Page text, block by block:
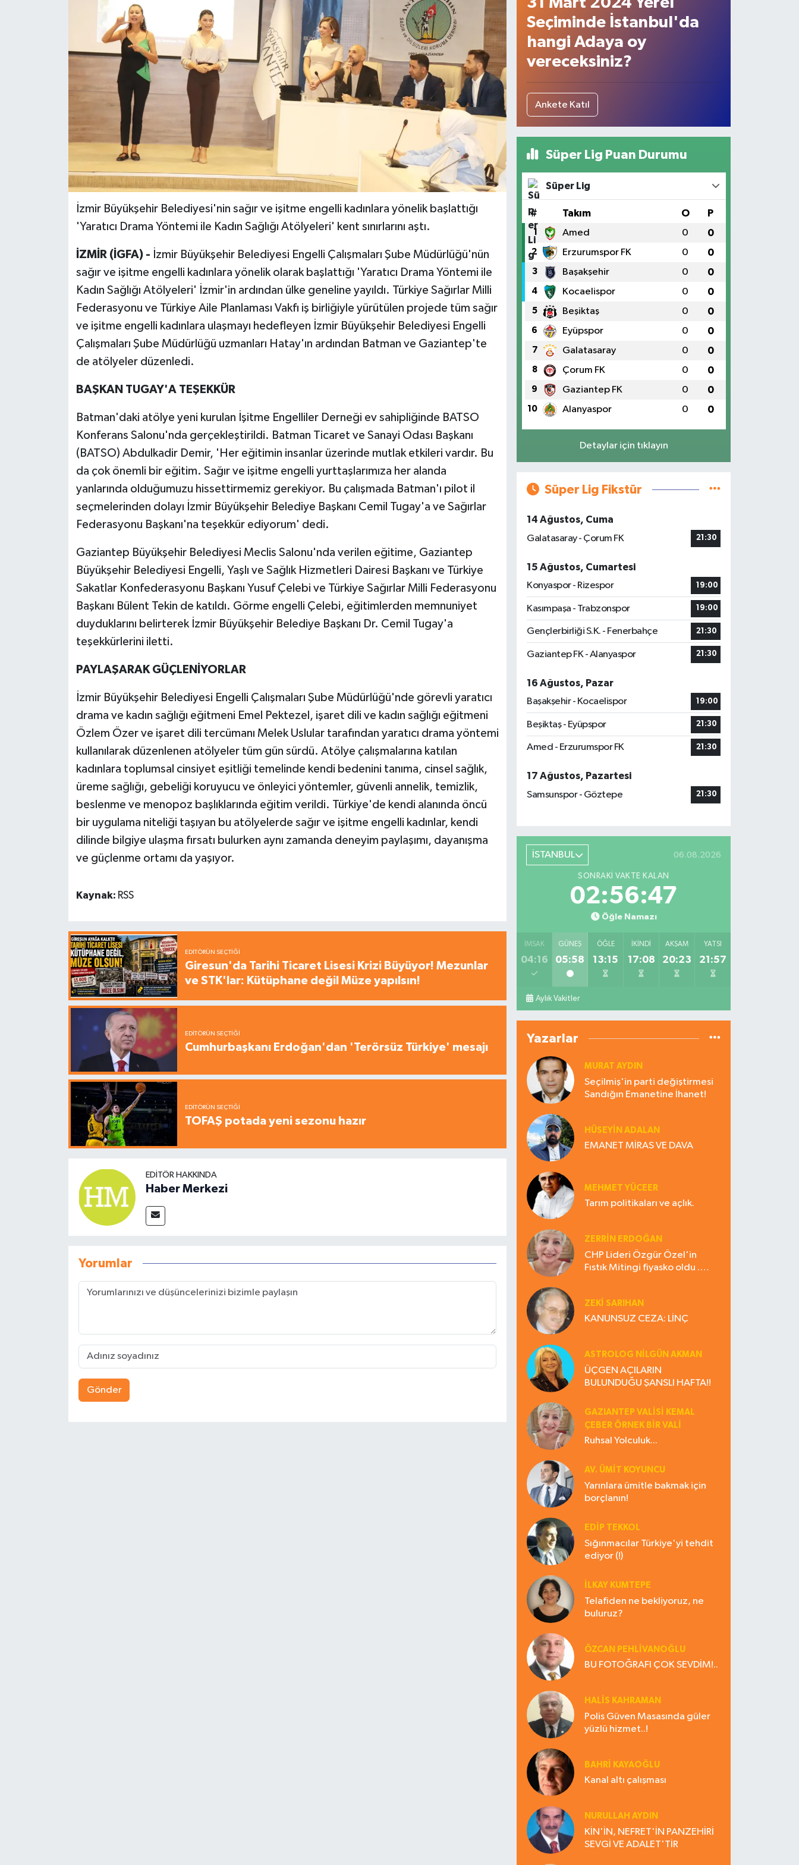
İzmir Büyükşehir Belediyesi'nin sağır ve işitme engelli kadınlara yönelik başlattığı
'Yaratıcı Drama Yöntemi ile Kadın Sağlığı Atölyeleri' kent sınırlarını aştı.
İZMİR (İGFA) - İzmir Büyükşehir Belediyesi Engelli Çalışmaları Şube Müdürlüğü'nün
sağır ve işitme engelli kadınlara yönelik olarak başlattığı 'Yaratıcı Drama Yöntemi ile
Kadın Sağlığı Atölyeleri' İzmir'in ardından ülke geneline yayıldı. Türkiye Sağırlar Milli
Federasyonu ve Türkiye Aile Planlaması Vakfı iş birliğiyle yürütülen projede tüm sağır
ve işitme engelli kadınlara ulaşmayı hedefleyen İzmir Büyükşehir Belediyesi Engelli
Çalışmaları Şube Müdürlüğü uzmanları Hatay'ın ardından Batman ve Gaziantep'te
de atölyeler düzenledi.
BAŞKAN TUGAY'A TEŞEKKÜR
Batman'daki atölye yeni kurulan İşitme Engelliler Derneği ev sahipliğinde BATSO
Konferans Salonu'nda gerçekleştirildi. Batman Ticaret ve Sanayi Odası Başkanı
(BATSO) Abdulkadir Demir, 'Her eğitimin insanlar üzerinde mutlak etkileri vardır. Bu
da çok önemli bir eğitim. Sağır ve işitme engelli yurttaşlarımıza her alanda
yanlarında olduğumuzu hissettirmemiz gerekiyor. Bu çalışmada Batman'ı pilot il
seçmelerinden dolayı İzmir Büyükşehir Belediye Başkanı Cemil Tugay'a ve Sağırlar
Federasyonu Başkanı'na teşekkür ediyorum' dedi.
Gaziantep Büyükşehir Belediyesi Meclis Salonu'nda verilen eğitime, Gaziantep
Büyükşehir Belediyesi Engelli, Yaşlı ve Sağlık Hizmetleri Dairesi Başkanı ve Türkiye
Sakatlar Konfederasyonu Başkanı Yusuf Çelebi ve Türkiye Sağırlar Milli Federasyonu
Başkanı Bülent Tekin de katıldı. Görme engelli Çelebi, eğitimlerden memnuniyet
duyduklarını belirterek İzmir Büyükşehir Belediye Başkanı Dr. Cemil Tugay'a
teşekkürlerini iletti.
PAYLAŞARAK GÜÇLENİYORLAR
İzmir Büyükşehir Belediyesi Engelli Çalışmaları Şube Müdürlüğü'nde görevli yaratıcı
drama ve kadın sağlığı eğitmeni Emel Pektezel, işaret dili ve kadın sağlığı eğitmeni
Özlem Özer ve işaret dili tercümanı Melek Uslular tarafından yaratıcı drama yöntemi
kullanılarak düzenlenen atölyeler tüm gün sürdü. Atölye çalışmalarına katılan
kadınlara toplumsal cinsiyet eşitliği temelinde kendi bedenini tanıma, cinsel sağlık,
üreme sağlığı, gebeliği koruyucu ve önleyici yöntemler, güvenli annelik, temizlik,
beslenme ve menopoz başlıklarında eğitim verildi. Türkiye'de kendi alanında öncü
bir uygulama niteliği taşıyan bu atölyelerde sağır ve işitme engelli kadınlar, kendi
dilinde bilgiye ulaşma fırsatı bulurken aynı zamanda deneyim paylaşımı, dayanışma
ve güçlenme ortamı da yaşıyor.
Kaynak: RSS
EDITÖRÜN SEÇTIĞI
Giresun'da Tarihi Ticaret Lisesi Krizi Büyüyor! Mezunlar
ve STK'lar: Kütüphane değil Müze yapılsın!
EDITÖRÜN SEÇTIĞI
Cumhurbaşkanı Erdoğan'dan 'Terörsüz Türkiye' mesajı
EDITÖRÜN SEÇTIĞI
TOFAŞ potada yeni sezonu hazır
EDITÖR HAKKINDA
Haber Merkezi
Yorumlar
Gönder
Seçiminde İstanbul'da
hangi Adaya oy
vereceksiniz?
Ankete Katıl
Süper Lig Puan Durumu
Süper Lig
# Takım O P
1 Amed 0 0
2 Erzurumspor FK 0 0
3 Başakşehir 0 0
4 Kocaelispor 0 0
5 Beşiktaş 0 0
6 Eyüpspor 0 0
7 Galatasaray 0 0
8 Çorum FK 0 0
9 Gaziantep FK 0 0
10 Alanyaspor 0 0
Detaylar için tıklayın
Süper Lig Fikstür
14 Ağustos, Cuma
Galatasaray - Çorum FK
21:30
15 Ağustos, Cumartesi
Konyaspor - Rizespor
19:00
Kasımpaşa - Trabzonspor 19:00
Gençlerbirliği S.K. - Fenerbahçe 21:30
Gaziantep FK - Alanyaspor 21:30
16 Ağustos, Pazar
Başakşehir - Kocaelispor
19:00
Beşiktaş - Eyüpspor 21:30
Amed - Erzurumspor FK 21:30
17 Ağustos, Pazartesi
Samsunspor - Göztepe
21:30
İSTANBUL 06.08.2026
SONRAKI VAKTE KALAN
02:56:46
Öğle Namazı
İMSAK
04:16
GÜNEŞ
05:58
ÖĞLE
13:15
İKINDI
17:08
AKŞAM
20:23
YATSI
21:57
Aylık Vakitler
Yazarlar
MURAT AYDIN
Seçilmiş'in parti değiştirmesi
Sandığın Emanetine İhanet!
HÜSEYIN ADALAN
EMANET MİRAS VE DAVA
MEHMET YÜCEER
Tarım politikaları ve açlık.
ZERRIN ERDOĞAN
CHP Lideri Özgür Özel'in
Fıstık Mitingi fiyasko oldu .
ZEKI SARIHAN
KANUNSUZ CEZA: LİNÇ
ASTROLOG NILGÜN AKMAN
ÜÇGEN AÇILARIN
BULUNDUĞU ŞANSLI HAFTA!!
GAZIANTEP VALISI KEMAL
ÇEBER ÖRNEK BİR VALİ
Ruhsal Yolculuk...
AV. ÜMIT KOYUNCU
Yarınlara ümitle bakmak için
borçlanın!
EDIP TEKKOL
Sığınmacılar Türkiye'yi tehdit
ediyor (!)
İLKAY KUMTEPE
Telafiden ne bekliyoruz, ne
buluruz?
ÖZCAN PEHLİVANOĞLU
BU FOTOĞRAFI ÇOK SEVDİM!..
HALIS KAHRAMAN
Polis Güven Masasında güler
yüzlü hizmet..!
BAHRI KAYAOĞLU
Kanal altı çalışması
NURULLAH AYDIN
KİN'İN, NEFRET'İN PANZEHİRİ
SEVGİ VE ADALET'TİR